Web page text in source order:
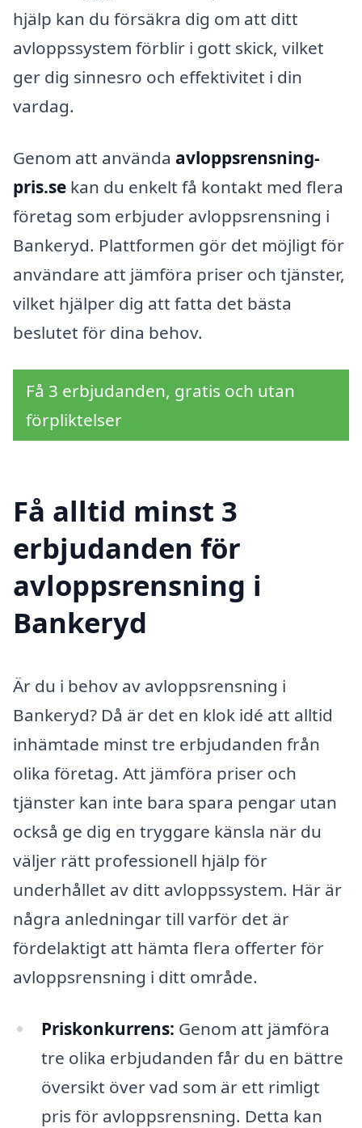
hjälp kan du försäkra dig om att ditt
avloppssystem förblir i gott skick, vilket
ger dig sinnesro och effektivitet i din
vardag.
Genom att använda avloppsrensning-
pris.se kan du enkelt få kontakt med flera
företag som erbjuder avloppsrensning i
Bankeryd. Plattformen gör det möjligt för
användare att jämföra priser och tjänster,
vilket hjälper dig att fatta det bästa
beslutet för dina behov.
Få 3 erbjudanden, gratis och utan
förpliktelser
Få alltid minst 3
erbjudanden för
avloppsrensning i
Bankeryd
Är du i behov av avloppsrensning i
Bankeryd? Då är det en klok idé att alltid
inhämtade minst tre erbjudanden från
olika företag. Att jämföra priser och
tjänster kan inte bara spara pengar utan
också ge dig en tryggare känsla när du
väljer rätt professionell hjälp för
underhållet av ditt avloppssystem. Här är
några anledningar till varför det är
fördelaktigt att hämta flera offerter för
avloppsrensning i ditt område.
Priskonkurrens: Genom att jämföra
tre olika erbjudanden får du en bättre
översikt över vad som är ett rimligt
pris för avloppsrensning. Detta kan